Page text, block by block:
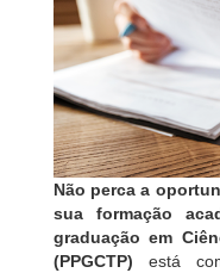
Não perca a
sua formação
graduação em
(PPGCTP) está